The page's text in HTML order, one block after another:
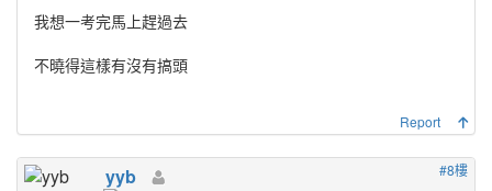
我想一考完馬上趕過去
不曉得這樣有沒有搞頭
Report
#8樓
yyb